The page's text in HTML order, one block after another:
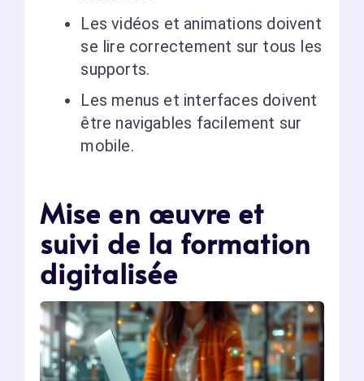
Les vidéos et animations doivent
se lire correctement sur tous les
supports.
Les menus et interfaces doivent
être navigables facilement sur
mobile.
Mise en œuvre et
suivi de la formation
digitalisée